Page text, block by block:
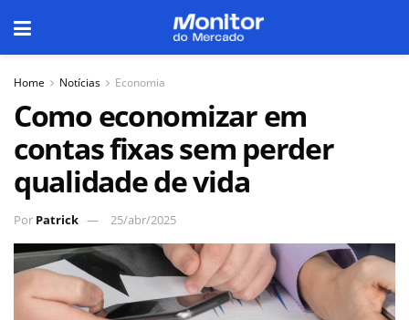
Home Notícias Economia
Como economizar em
contas fixas sem perder
qualidade de vida
Por Patrick 25/abr/2025